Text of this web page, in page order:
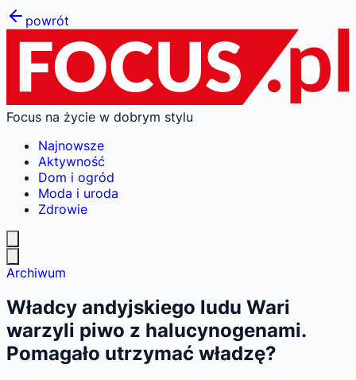
powrót
Focus na życie w dobrym stylu
Najnowsze
Aktywność
Dom i ogród
Moda i uroda
Zdrowie
Archiwum
Władcy andyjskiego ludu Wari
warzyli piwo z halucynogenami.
Pomagało utrzymać władzę?